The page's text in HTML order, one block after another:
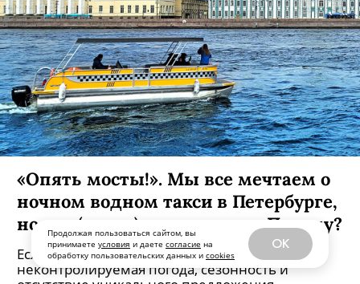
Продолжая пользоваться сайтом, вы
принимаете условия и даете согласие на
обработку пользовательских данных и cookies
OK
«Опять мосты!». Мы все мечтаем о
ночном водном такси в Петербурге,
но это (почти) невозможно. Почему?
Если коротко: ограничения на воде,